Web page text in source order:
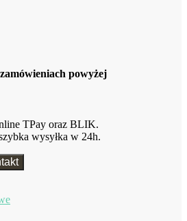
powyżej
TPay oraz BLIK.
wysyłka w 24h.